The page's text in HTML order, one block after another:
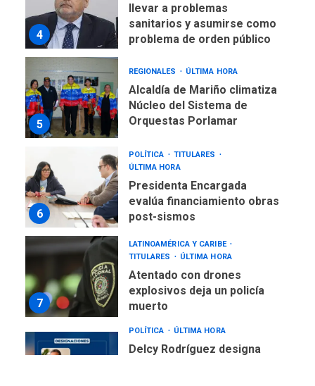
4
llevar a problemas
sanitarios y asumirse como
problema de orden público
5
REGIONALES ÚLTIMA HORA
Alcaldía de Mariño climatiza
Núcleo del Sistema de
Orquestas Porlamar
6
POLÍTICA
TITULARES
ÚLTIMA HORA
Presidenta Encargada
evalúa financiamiento obras
post-sismos
7
LATINOAMÉRICA Y CARIBE
TITULARES
ÚLTIMA HORA
Atentado con drones
explosivos deja un policía
muerto
POLÍTICA ÚLTIMA HORA
Delcy Rodríguez designa